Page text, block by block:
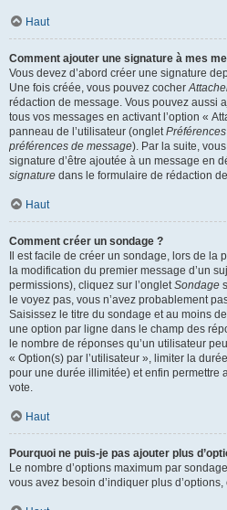
Haut
Comment ajouter une signature à mes
Vous devez d’abord créer une signature
Une fois créée, vous pouvez cocher
rédaction de message. Vous pouvez aussi
tous vos messages en activant l’option «
panneau de l’utilisateur (onglet
préférences de message). Par la suite,
signature d’être ajoutée à un message en
signature dans le formulaire de rédaction
Haut
Comment créer un sondage ?
Il est facile de créer un sondage, lors de la
la modification du premier message d’un
permissions), cliquez sur l’ongletSondage
le voyez pas, vous n’avez probablement
Saisissez le titre du sondage et au moins
une option par ligne dans le champ des
le nombre de réponses qu’un utilisateur
« Option(s) par l’utilisateur », limiter la
pour une durée illimitée) et enfin permettre
vote.
Haut
Pourquoi ne puis-je pas ajouter plus
Le nombre d’options maximum par
vous avez besoin d’indiquer plus